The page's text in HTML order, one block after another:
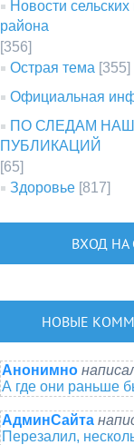
Новости
района
[356]
Острая тема [355]
Официальная
ПО СЛЕДАМ
ПУБЛИКАЦИЙ
[65]
Здоровье [817]
ВХОД НА
НОВЫЕ
Анонимно
А где они раньше
АдминСайта
Перезалил,